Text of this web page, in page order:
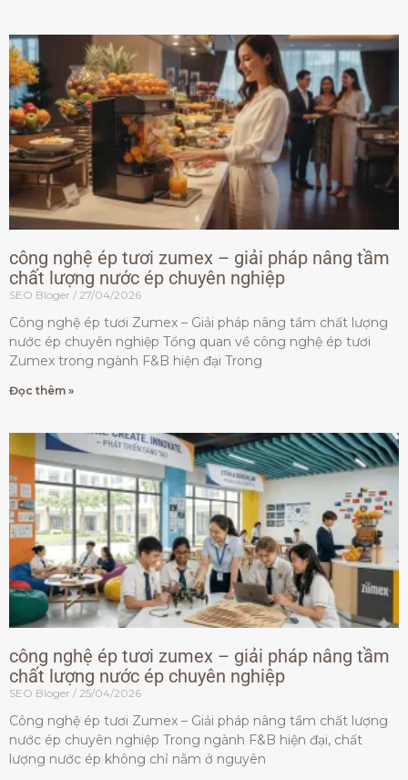
công nghệ ép tươi zumex – giải pháp nâng tầm
chất lượng nước ép chuyên nghiệp
SEO Bloger 27/04/2026
Công nghệ ép tươi Zumex – Giải pháp nâng tầm chất lượng
nước ép chuyên nghiệp Tổng quan về công nghệ ép tươi
Zumex trong ngành F&B hiện đại Trong
Đọc thêm »
công nghệ ép tươi zumex – giải pháp nâng tầm
chất lượng nước ép chuyên nghiệp
SEO Bloger 25/04/2026
Công nghệ ép tươi Zumex – Giải pháp nâng tầm chất lượng
nước ép chuyên nghiệp Trong ngành F&B hiện đại, chất
lượng nước ép không chỉ nằm ở nguyên